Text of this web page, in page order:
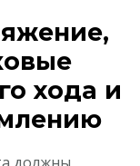
хода и